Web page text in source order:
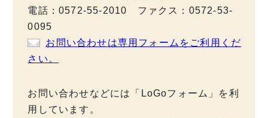
電話：0572-55-2010 ファクス：0572-53-
0095
お問い合わせは専用フォームをご利用くだ
さい。
お問い合わせなどには「LoGoフォーム」を利
用しています。